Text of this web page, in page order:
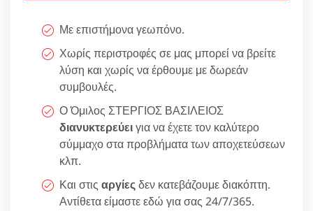
Με επιστήμονα γεωπόνο.
Χωρίς περιστροφές σε μας μπορεί να βρείτε
λύση και χωρίς να έρθουμε με δωρεάν
συμβουλές.
Ο Όμιλος ΣΤΕΡΓΙΟΣ ΒΑΣΙΛΕΙΟΣ
διανυκτερεύειγια να έχετε τον καλύτερο
σύμμαχο στα προβλήματα των αποχετεύσεων
κλπ.
Και στις αργίεςδεν κατεβάζουμε διακόπτη.
Αντίθετα είμαστε εδώ για σας 24/7/365.